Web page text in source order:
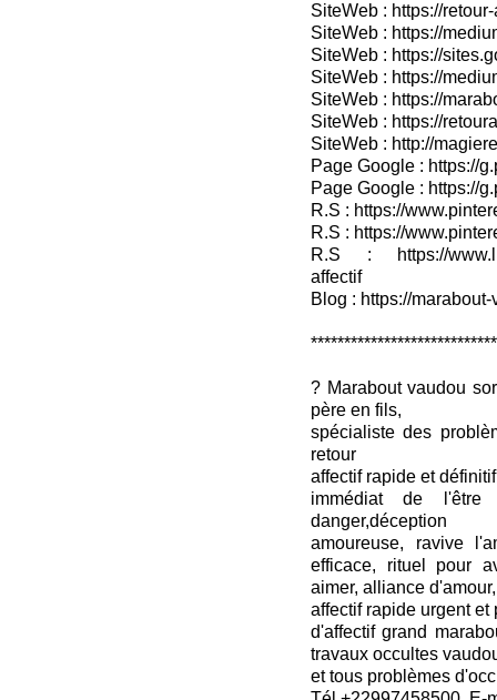
SiteWeb : https://
SiteWeb : https://
SiteWeb : https://
SiteWeb : https://
SiteWeb : https://
SiteWeb : https://
SiteWeb : http://
Page Google : https://
Page Google : https://
R.S : https://
R.S : https://
R.S : https://
affectif
Blog : https://
? Marabout vaudou
père en fils,
spécialiste des
retour
affectif rapide et
immédiat de l'être
danger,déception
amoureuse, ravive
efficace, rituel pour
aimer, alliance
affectif rapide urgent et
d'affectif grand
travaux occultes
et tous problèmes